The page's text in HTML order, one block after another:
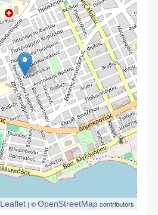
Leaflet | ©OpenStreetMapcontributors